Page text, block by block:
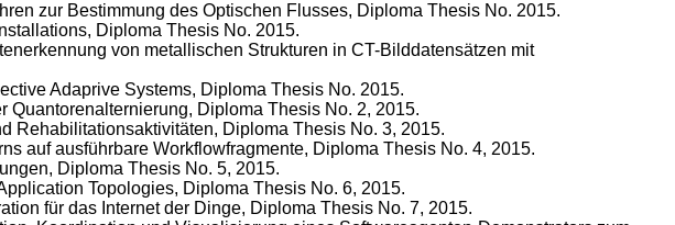
zur Bestimmung des Optischen Flusses, Diploma Thesis No. 2015.
Diploma Thesis No. 2015.
von metallischen Strukturen in CT-Bilddatensätzen mit
Adaprive Systems, Diploma Thesis No. 2015.
Diploma Thesis No. 2, 2015.
Rehabilitationsaktivitäten, Diploma Thesis No. 3, 2015.
auf ausführbare Workflowfragmente, Diploma Thesis No. 4, 2015.
Diploma Thesis No. 5, 2015.
Topologies, Diploma Thesis No. 6, 2015.
für das Internet der Dinge, Diploma Thesis No. 7, 2015.